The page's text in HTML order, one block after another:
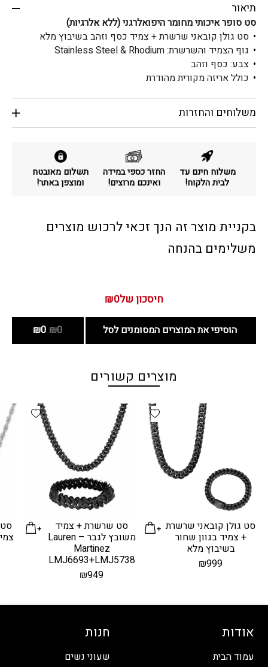
תיאור
סט סופר איכותי מחומר היפואלרגני (ללא אלרגיות)
סט גולן קובאני שרשרת + צמיד כסף וזהב בשיבוץ מלא
גוף הצמיד והשרשרת: Stainless Steel & Rhodium
צבע: כסף וזהב
כולל אריזה מקורית מהודרת
משלוחים והחזרות
משלוח חינם עד
לבית הלקוח!
החזר כספי במידה
ואינכם מרוצים!
תשלום מאובטח
ומוצפן באתר!
בקניית מוצר זה הנך זכאי לרכוש מוצרים
משלימים בהנחה
חיסכון של₪0
הוסיפי את המוצרים המסומנים לסל ₪0
₪0
מוצרים קשורים
Add wishlist
סט גולן קובאני שרשרת
+ צמיד בגוון שחור
בשיבוץ מלא
₪999
wishlist
סט שרשרת + צמיד
משובץ לגבר – Lauren
Martinez
LMJ6693+LMJ5738
₪949
אודות
עמוד הבית
חנות
שעוני נשים